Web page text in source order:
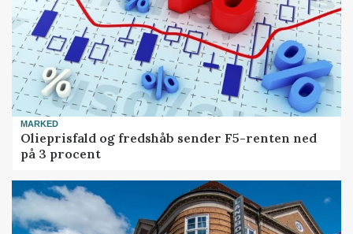
MARKED
Olieprisfald og fredshåb sender F5-renten ned
på 3 procent